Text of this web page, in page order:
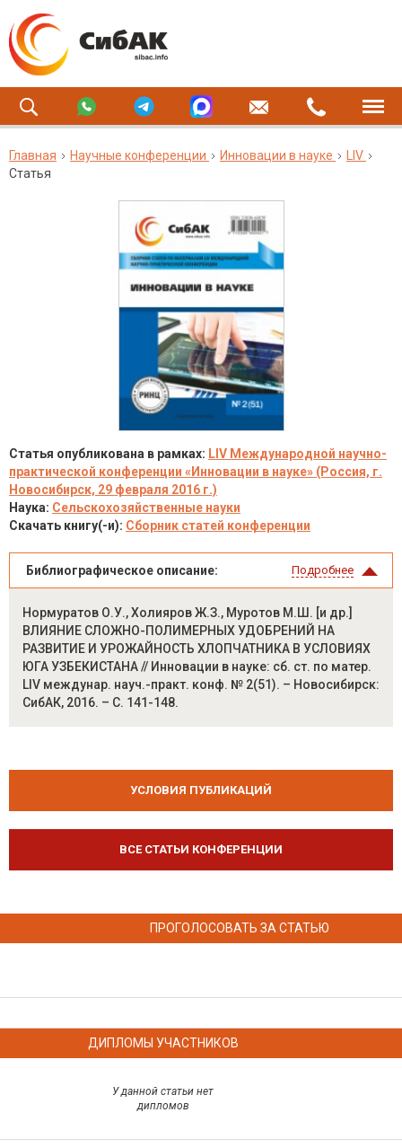
Главная Научные конференции Инновации в науке
LIV
Статья
Статья опубликована в рамках: LIV Международной научно-
практической конференции «Инновации в науке» (Россия, г.
Новосибирск, 29 февраля 2016 г.)
Наука: Сельскохозяйственные науки
Скачать книгу(-и): Сборник статей конференции
Библиографическое описание: Подробнее
Нормуратов О.У., Холияров Ж.З., Муротов М.Ш. [и др.]
ВЛИЯНИЕ СЛОЖНО-ПОЛИМЕРНЫХ УДОБРЕНИЙ НА
РАЗВИТИЕ И УРОЖАЙНОСТЬ ХЛОПЧАТНИКА В УСЛОВИЯХ
ЮГА УЗБЕКИСТАНА // Инновации в науке: сб. ст. по матер.
LIV междунар. науч.-практ. конф. № 2(51). – Новосибирск:
СибАК, 2016. – С. 141-148.
УСЛОВИЯ ПУБЛИКАЦИЙ
ВСЕ СТАТЬИ КОНФЕРЕНЦИИ
ПРОГОЛОСОВАТЬ ЗА СТАТЬЮ
ДИПЛОМЫ УЧАСТНИКОВ
У данной статьи нет
дипломов